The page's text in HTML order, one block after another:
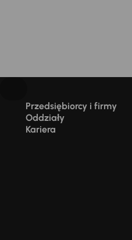
Przedsiębiorcy i firmy
Oddziały
Kariera